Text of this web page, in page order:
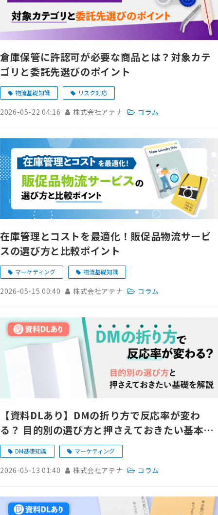
倉庫保管に許認可が必要な商品とは？対象カテ
ゴリと委託先選びのポイント
物流基礎知識 リスク対応
2026-05-22 04:16 株式会社アテナ コラム
在庫管理とコストを最適化！販促品物流サービ
スの選び方と比較ポイント
マーケティング 物流基礎知識
2026-05-15 00:40 株式会社アテナ コラム
【資料DLあり】DMの折り方で反応率が変わ
る？ 目的別の選び方と押さえておきたい基本を
解説DM基礎知識 マーケティング
2026-05-13 01:40 株式会社アテナ コラム